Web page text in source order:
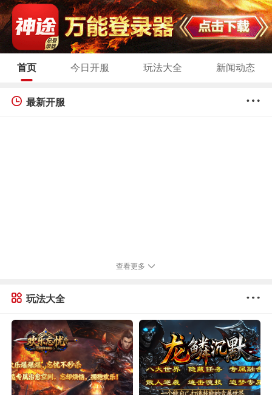
首页 今日开服 玩法大全 新闻动态
最新开服
查看更多
玩法大全